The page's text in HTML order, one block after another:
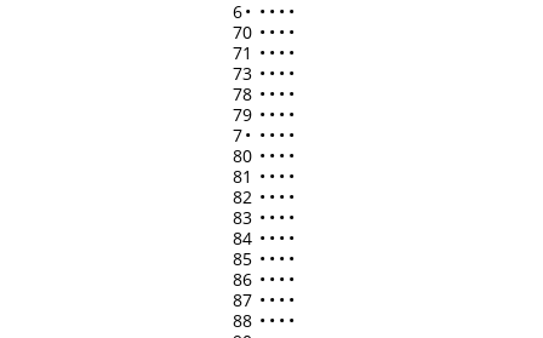
6• • • • •
70 • • • •
71 • • • •
73 • • • •
78 • • • •
79 • • • •
7• • • • •
80 • • • •
81 • • • •
82 • • • •
83 • • • •
84 • • • •
85 • • • •
86 • • • •
87 • • • •
88 • • • •